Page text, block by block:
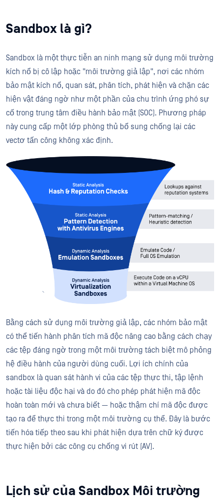
Sandbox là gì?
Sandbox là một thực tiễn an ninh mạng sử dụng môi trường
kích nổ bị cô lập hoặc "môi trường giả lập", nơi các nhóm
bảo mật kích nổ, quan sát, phân tích, phát hiện và chặn các
hiện vật đáng ngờ như một phần của chu trình ứng phó sự
cố trong trung tâm điều hành bảo mật (SOC). Phương pháp
này cung cấp một lớp phòng thủ bổ sung chống lại các
vectơ tấn công không xác định.
Bằng cách sử dụng môi trường giả lập, các nhóm bảo mật
có thể tiến hành phân tích mã độc nâng cao bằng cách chạy
các tệp đáng ngờ trong một môi trường tách biệt mô phỏng
hệ điều hành của người dùng cuối. Lợi ích chính của
sandbox là quan sát hành vi của các tệp thực thi, tập lệnh
hoặc tài liệu độc hại và do đó cho phép phát hiện mã độc
hoàn toàn mới và chưa biết — hoặc thậm chí mã độc được
tạo ra để thực thi trong một môi trường cụ thể. Đây là bước
tiến hóa tiếp theo sau khi phát hiện dựa trên chữ ký được
thực hiện bởi các công cụ chống vi rút (AV).
Lịch sử của Sandbox Môi trường